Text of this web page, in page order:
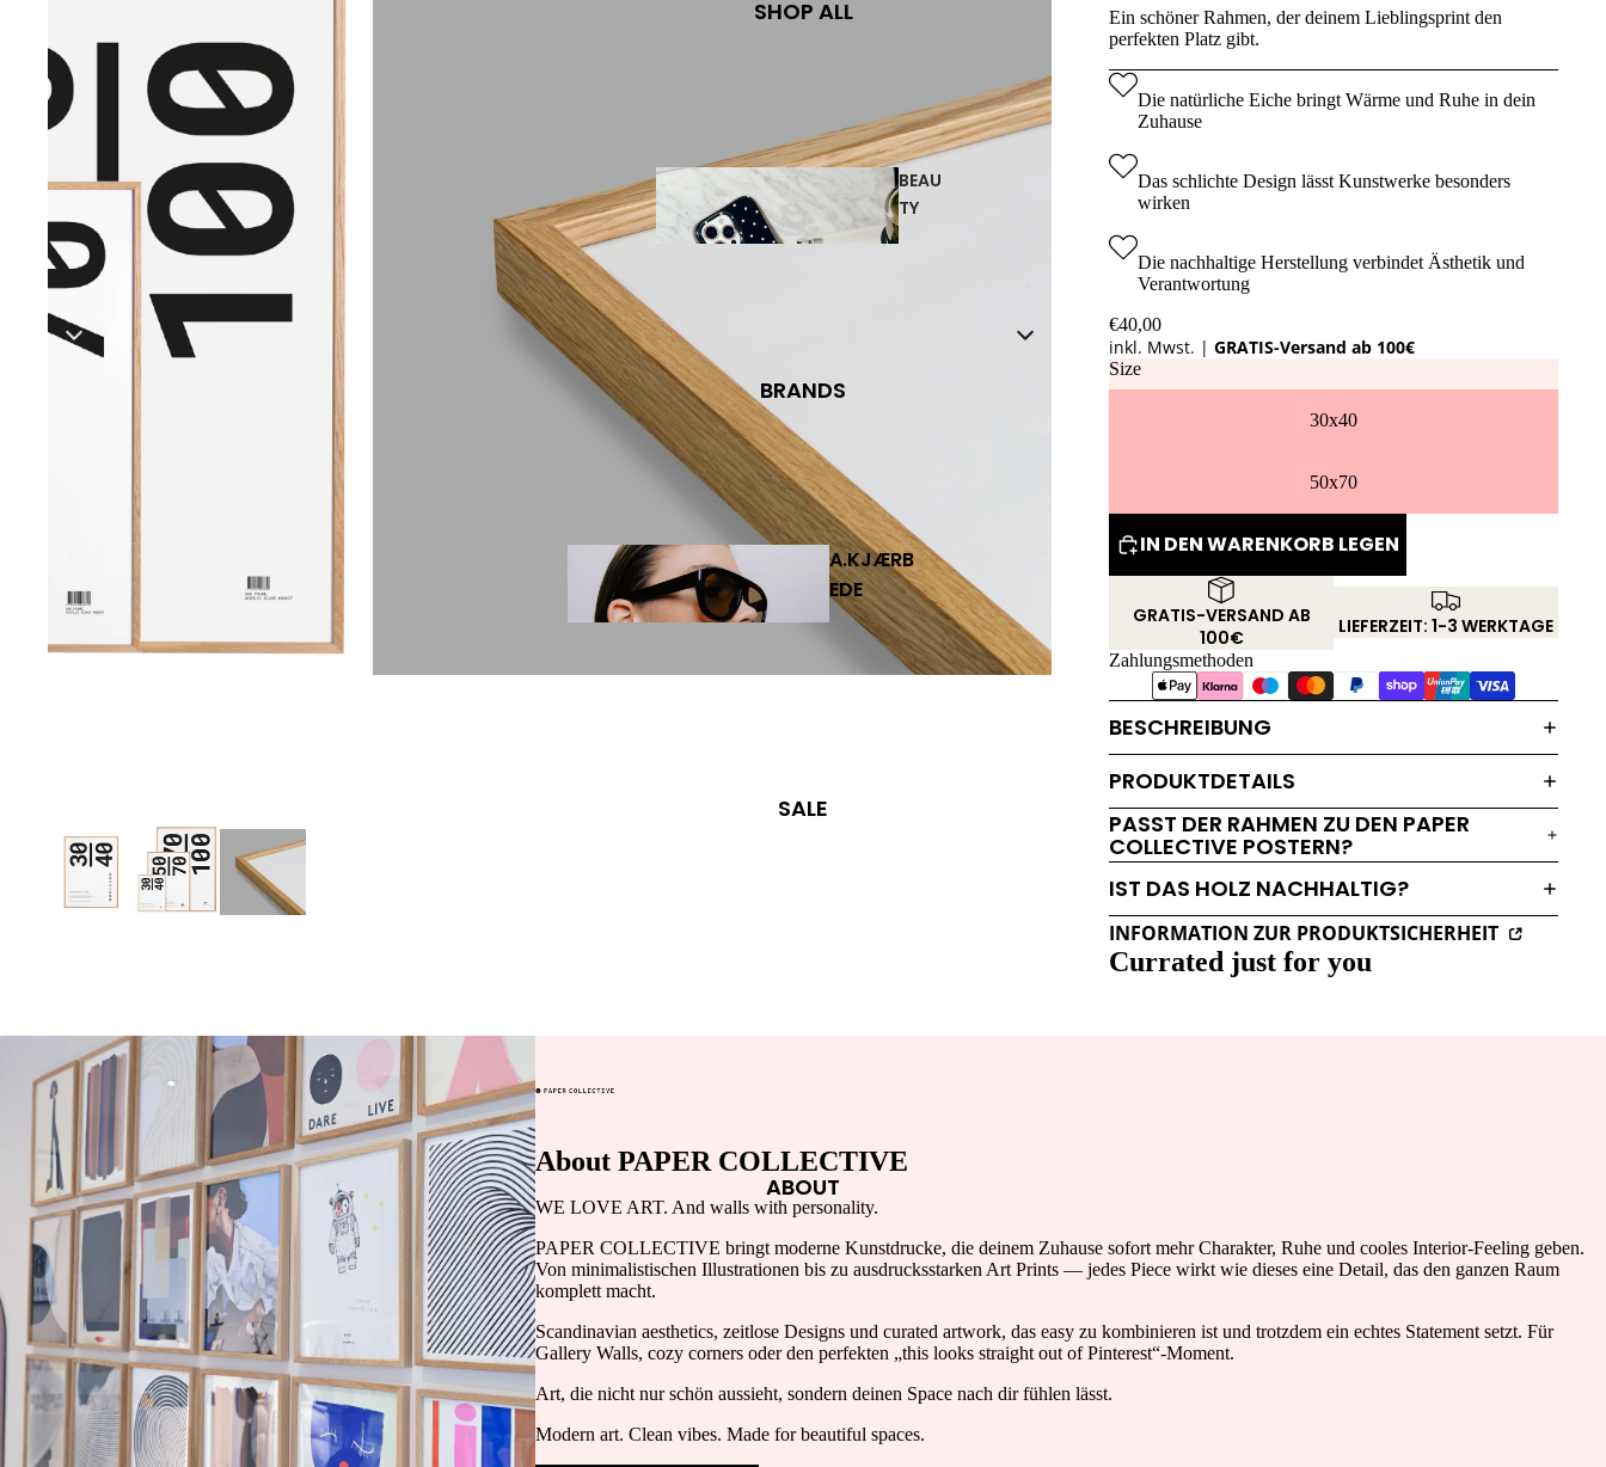
SHOP ALL
BEAU
TY
COSMETICS
PERFUMES
JEWE
LLER
Y
EAR CUFFS
ACCES
SOIRE
SUNGLASSES
KEY & BAG CHAINS
FOR
YOUR
BRANDS
A.KJÆRB
EDE
BAND
HU
BON
SALE
ABOUT
Ein schöner Rahmen, der deinem Lieblingsprint den
perfekten Platz gibt.
Die natürliche Eiche bringt Wärme und Ruhe in dein
Zuhause
Das schlichte Design lässt Kunstwerke besonders
wirken
Die nachhaltige Herstellung verbindet Ästhetik und
Verantwortung
€40,00
inkl. Mwst. | GRATIS-Versand ab 100€
Size
30x40
50x70
IN DEN WARENKORB LEGEN
GRATIS-VERSAND AB
100€
LIEFERZEIT: 1-3 WERKTAGE
Zahlungsmethoden
BESCHREIBUNG
PRODUKTDETAILS
PASST DER RAHMEN ZU DEN PAPER
COLLECTIVE POSTERN?
IST DAS HOLZ NACHHALTIG?
INFORMATION ZUR PRODUKTSICHERHEIT
Currated just for you
About PAPER COLLECTIVE
WE LOVE ART. And walls with personality.
PAPER COLLECTIVE bringt moderne Kunstdrucke, die deinem Zuhause sofort mehr Charakter, Ruhe und cooles Interior-Feeling geben.
Von minimalistischen Illustrationen bis zu ausdrucksstarken Art Prints — jedes Piece wirkt wie dieses eine Detail, das den ganzen Raum
komplett macht.
Scandinavian aesthetics, zeitlose Designs und curated artwork, das easy zu kombinieren ist und trotzdem ein echtes Statement setzt. Für
Gallery Walls, cozy corners oder den perfekten „this looks straight out of Pinterest“-Moment.
Art, die nicht nur schön aussieht, sondern deinen Space nach dir fühlen lässt.
Modern art. Clean vibes. Made for beautiful spaces.